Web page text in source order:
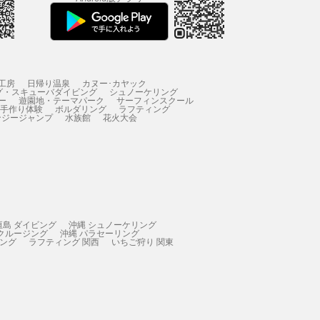
房 日帰り温泉 カヌー･カヤック
・スキューバダイビング シュノーケリング
遊園地・テーマパーク サーフィンスクール
作り体験 ボルダリング ラフティング
ージャンプ 水族館 花火大会
島 ダイビング 沖縄 シュノーケリング
ルージング 沖縄 パラセーリング
グ ラフティング 関西 いちご狩り 関東